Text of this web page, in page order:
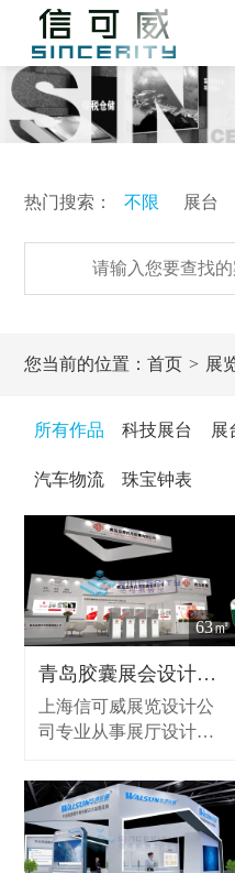
热门搜索： 不限 展台
您当前的位置：首页 展
所有作品 科技展台 展
汽车物流 珠宝钟表
63㎡
青岛胶囊展会设计搭建
上海信可威展览设计公
司专业从事展厅设计装
台搭建的展览服务,同时
提供展示设计，承接大
小型展会布展，作为展
览公司致力为客户提供